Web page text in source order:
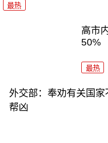
最热
高市
50%
最热
外交部：奉劝有关国
帮凶